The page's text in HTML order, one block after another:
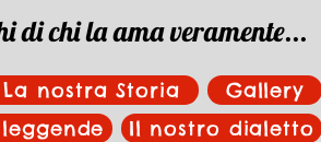
di chi la ama veramente...
La nostra Storia
Gallery
Il nostro dialetto